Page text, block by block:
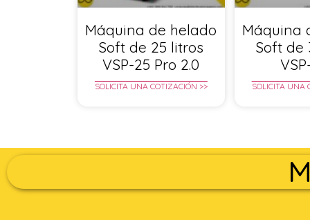
Máquina de helado
Soft de 25 litros
VSP-25 Pro 2.0
SOLICITA UNA COTIZACIÓN >>
Máquina
Soft de
SOLICITA UNA